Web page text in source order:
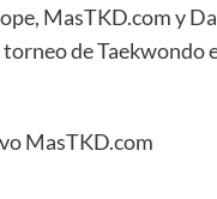
MasTKD.com y
de Taekwondo
MasTKD.com